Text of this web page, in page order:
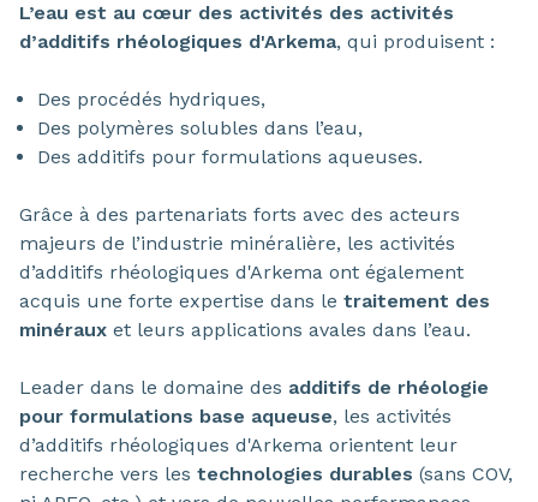
L’eau est au cœur des activités des activités
d’additifs rhéologiques d'Arkema, qui produisent :
Des procédés hydriques,
Des polymères solubles dans l’eau,
Des additifs pour formulations aqueuses.
Grâce à des partenariats forts avec des acteurs
majeurs de l’industrie minéralière, les activités
d’additifs rhéologiques d'Arkema ont également
acquis une forte expertise dans le traitement des
minéraux et leurs applications avales dans l’eau.
Leader dans le domaine des additifs de rhéologie
pour formulations base aqueuse, les activités
d’additifs rhéologiques d'Arkema orientent leur
recherche vers les technologies durables (sans COV,